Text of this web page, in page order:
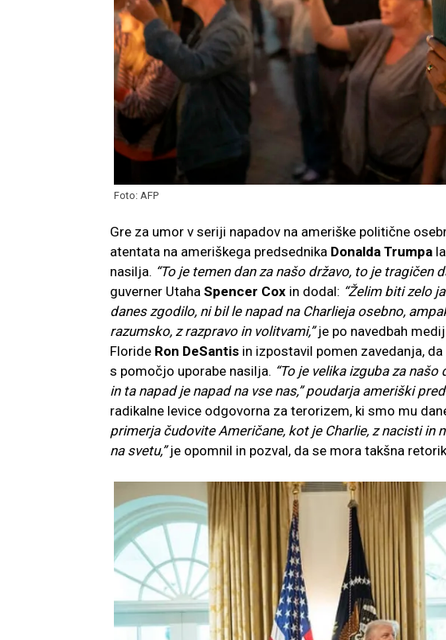
Foto: AFP
Gre za umor v seriji napadov na ameriške politične
atentata na ameriškega predsednika Donalda Trumpa
nasilja. “To je temen dan za našo državo, to je tragičen
guverner Utaha Spencer Cox in dodal: “Želim biti zelo
danes zgodilo, ni bil le napad na Charlieja osebno,
razumsko, z razpravo in volitvami,”je po navedbah
Floride Ron DeSantis in izpostavil pomen zavedanja,
s pomočjo uporabe nasilja. “To je velika izguba za
in ta napad je napad na vse nas,” poudarja ameriški
radikalne levice odgovorna za terorizem, ki smo mu
primerja čudovite Američane, kot je Charlie, z nacisti
na svetu,”je opomnil in pozval, da se mora takšna